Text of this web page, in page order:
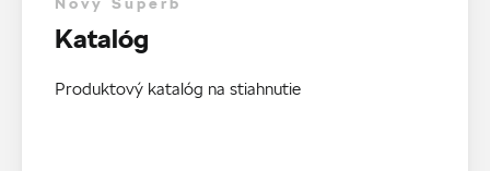
Katalóg
Produktový katalóg na stiahnutie